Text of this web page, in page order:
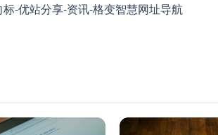
-优站分享-资讯-格变智慧网址导航